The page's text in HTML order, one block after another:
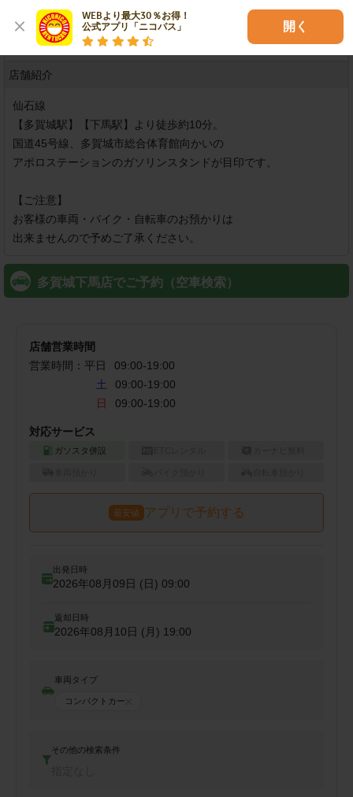
WEBより最大30％お得！
公式アプリ「ニコパス」
開く
店舗での現金決済
店舗紹介
仙石線
【多賀城駅】【下馬駅】より徒歩約10分。
国道45号線、多賀城市総合体育館向かいの
アポロステーションのガソリンスタンドが目印です。
【ご注意】
お客様の車両・バイク・自転車のお預かりは
出来ませんので予めご了承ください。
多賀城下馬店でご予約（空車検索）
店舗営業時間
営業時間： 平日 09:00-19:00
土
09:00-19:00
日
09:00-19:00
対応サービス
ガソスタ併設
最安値 アプリで予約する
出発日時
2026年08月09日 (日) 09:00
返却日時
2026年08月10日 (月) 19:00
車両タイプ
コンパクトカー
その他の検索条件